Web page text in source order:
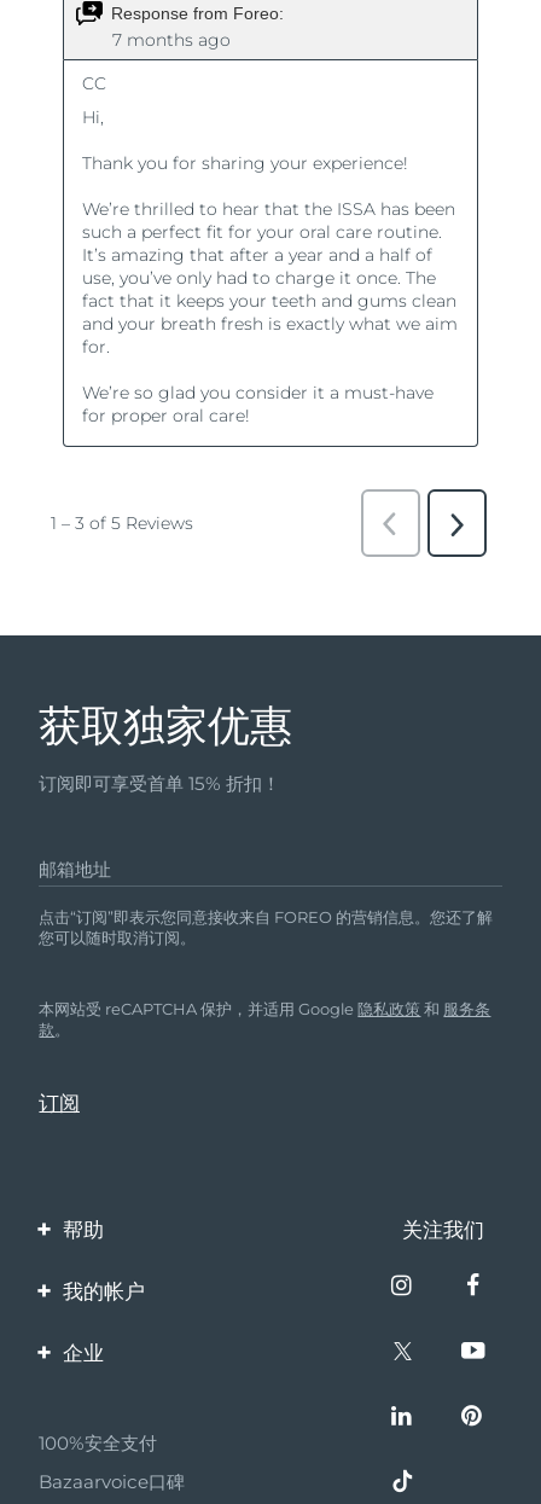
获取独家优惠
订阅即可享受首单 15% 折扣！
邮箱地址
点击“订阅”即表示您同意接收来自 FOREO 的营销信息。您还了解
您可以随时取消订阅。
本网站受 reCAPTCHA 保护，并适用 Google隐私政策 和 服务条
款。
帮助
联系我们
保修与退换货
关注我们
我的帐户
产品注册
企业
伙伴计划
联盟新闻
100%安全支付
Bazaarvoice口碑